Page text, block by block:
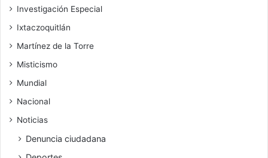
Investigación Especial
Ixtaczoquitlán
Martínez de la Torre
Misticismo
Mundial
Nacional
Noticias
Denuncia ciudadana